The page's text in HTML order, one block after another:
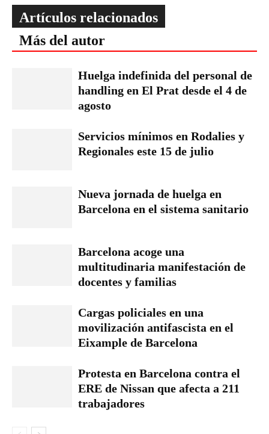
Artículos relacionados
Más del autor
Huelga indefinida del personal de
handling en El Prat desde el 4 de
agosto
Servicios mínimos en Rodalies y
Regionales este 15 de julio
Nueva jornada de huelga en
Barcelona en el sistema sanitario
Barcelona acoge una
multitudinaria manifestación de
docentes y familias
Cargas policiales en una
movilización antifascista en el
Eixample de Barcelona
Protesta en Barcelona contra el
ERE de Nissan que afecta a 211
trabajadores